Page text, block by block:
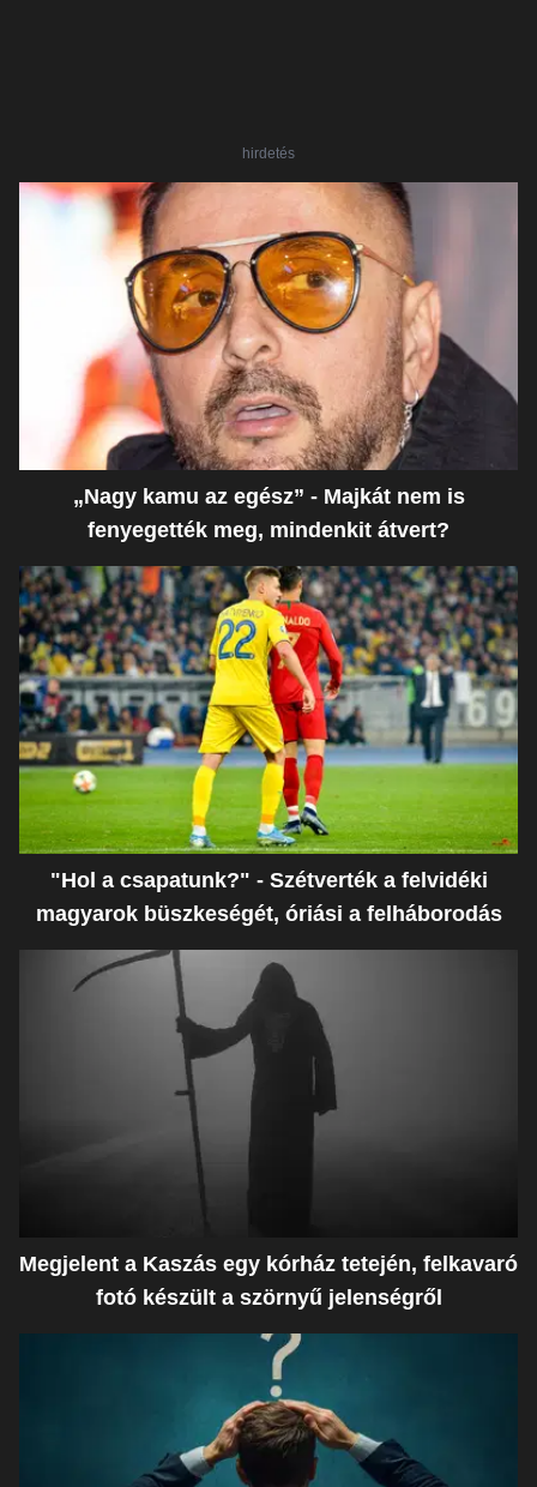
hirdetés
„Nagy kamu az egész” - Majkát nem is
fenyegették meg, mindenkit átvert?
"Hol a csapatunk?" - Szétverték a felvidéki
magyarok büszkeségét, óriási a felháborodás
Megjelent a Kaszás egy kórház tetején, felkavaró
fotó készült a szörnyű jelenségről